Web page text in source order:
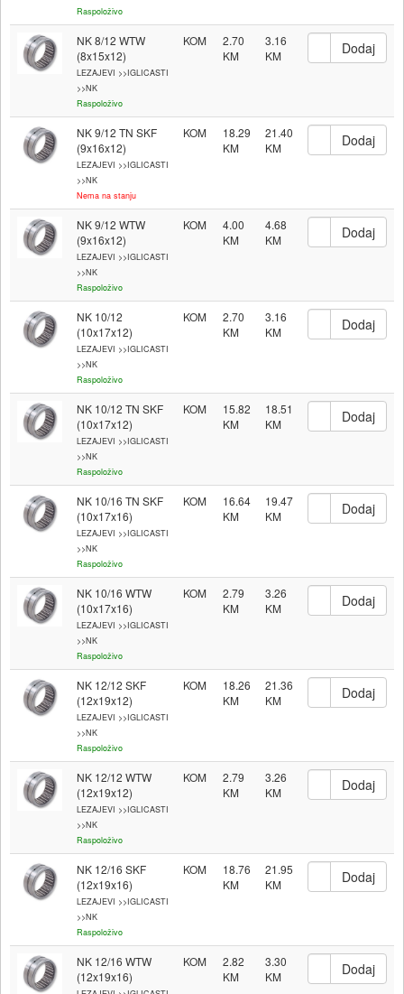
Raspoloživo
NK 8/12 WTW
(8x15x12)
LEZAJEVI >>IGLICASTI
>>NK
Raspoloživo
KOM 2.70 3.16
NK 9/12 TN SKF
(9x16x12)
LEZAJEVI >>IGLICASTI
>>NK
Nema na stanju
KOM 18.29 21.40
NK 9/12 WTW
(9x16x12)
LEZAJEVI >>IGLICASTI
>>NK
Raspoloživo
KOM 4.00 4.68
NK 10/12
(10x17x12)
LEZAJEVI >>IGLICASTI
>>NK
Raspoloživo
KOM 2.70 3.16
NK 10/12 TN SKF
(10x17x12)
LEZAJEVI >>IGLICASTI
>>NK
Raspoloživo
KOM 15.82 18.51
NK 10/16 TN SKF
(10x17x16)
LEZAJEVI >>IGLICASTI
>>NK
Raspoloživo
KOM 16.64 19.47
NK 10/16 WTW
(10x17x16)
LEZAJEVI >>IGLICASTI
>>NK
Raspoloživo
KOM 2.79 3.26
NK 12/12 SKF
(12x19x12)
LEZAJEVI >>IGLICASTI
>>NK
Raspoloživo
KOM 18.26 21.36
NK 12/12 WTW
(12x19x12)
LEZAJEVI >>IGLICASTI
>>NK
Raspoloživo
KOM 2.79 3.26
NK 12/16 SKF
(12x19x16)
LEZAJEVI >>IGLICASTI
>>NK
Raspoloživo
KOM 18.76 21.95
NK 12/16 WTW
(12x19x16)
KOM 2.82 3.30